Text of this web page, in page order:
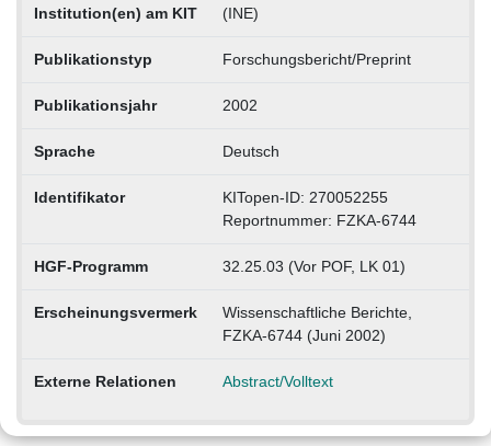
Institution(en) am KIT
(INE)
Publikationstyp Forschungsbericht/Preprint
Publikationsjahr 2002
Sprache Deutsch
Identifikator
KITopen-ID: 270052255
Reportnummer: FZKA-6744
HGF-Programm 32.25.03 (Vor POF, LK 01)
Erscheinungsvermerk
Wissenschaftliche Berichte,
FZKA-6744 (Juni 2002)
Externe Relationen Abstract/Volltext